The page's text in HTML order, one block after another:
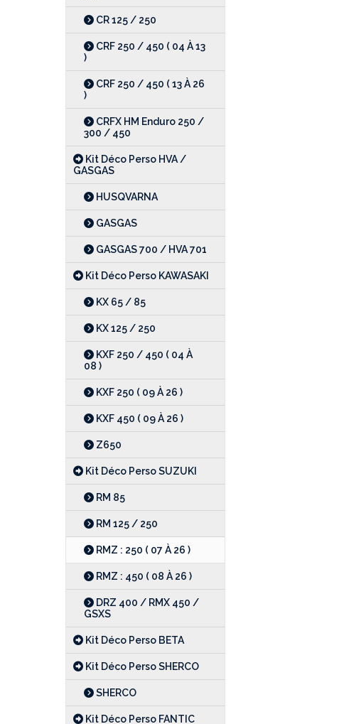
CR 125 / 250
CRF 250 / 450 ( 04 À 13
)
CRF 250 / 450 ( 13 À 26
)
CRFX HM Enduro 250 /
300 / 450
Kit Déco Perso HVA /
GASGAS
HUSQVARNA
GASGAS
GASGAS 700 / HVA 701
Kit Déco Perso KAWASAKI
KX 65 / 85
KX 125 / 250
KXF 250 / 450 ( 04 À
08 )
KXF 250 ( 09 À 26 )
KXF 450 ( 09 À 26 )
Z650
Kit Déco Perso SUZUKI
RM 85
RM 125 / 250
RMZ : 250 ( 07 À 26 )
RMZ : 450 ( 08 À 26 )
DRZ 400 / RMX 450 /
GSXS
Kit Déco Perso BETA
Kit Déco Perso SHERCO
SHERCO
Kit Déco Perso FANTIC